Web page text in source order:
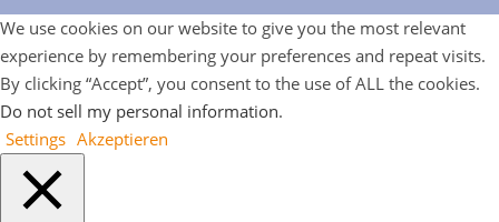
We use cookies on our website to give you the most relevant
experience by remembering your preferences and repeat visits.
By clicking “Accept”, you consent to the use of ALL the cookies.
Do not sell my personal information.
Settings Akzeptieren